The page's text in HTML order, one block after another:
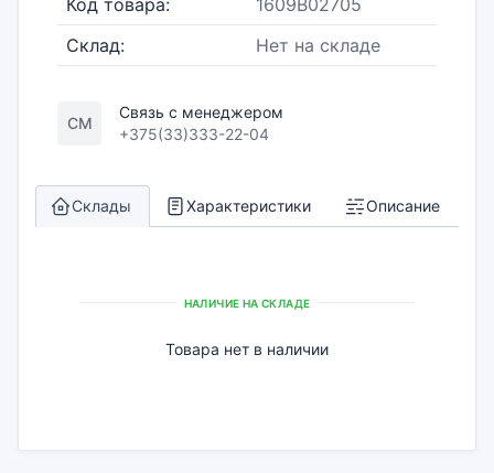
Код товара:
1609B02705
Склад:
Нет на складе
СМ
Связь с менеджером
+375(33)333-22-04
Склады Характеристики Описание
НАЛИЧИЕ НА СКЛАДЕ
Товара нет в наличии